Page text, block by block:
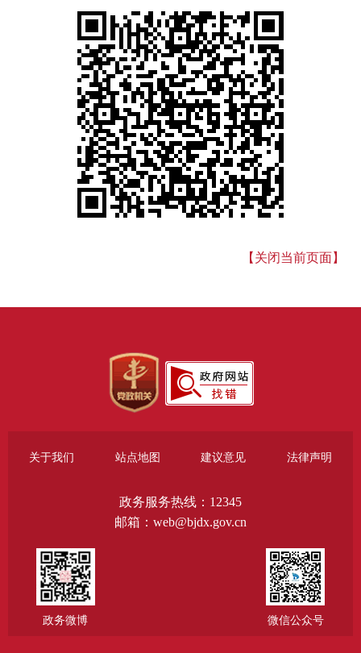
【关闭当前页面】
关于我们 站点地图 建议意见 法律声明
政务服务热线：12345
邮箱：web@bjdx.gov.cn
政务微博 微信公众号